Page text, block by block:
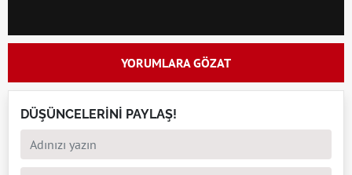
YORUMLARA GÖZAT
DÜŞÜNCELERİNİ PAYLAŞ!